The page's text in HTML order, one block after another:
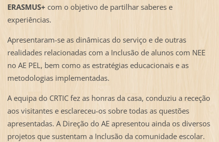
ERASMUS+ com o objetivo de partilhar saberes e
experiências.
Apresentaram-se as dinâmicas do serviço e de outras
realidades relacionadas com a Inclusão de alunos com NEE
no AE PEL, bem como as estratégias educacionais e as
metodologias implementadas.
A equipa do CRTIC fez as honras da casa, conduziu a receção
aos visitantes e esclareceu-os sobre todas as questões
apresentadas. A Direção do AE apresentou ainda os diversos
projetos que sustentam a Inclusão da comunidade escolar.